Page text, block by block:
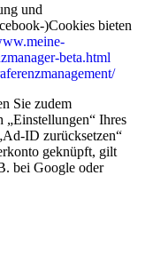
und
)Cookies bieten
beta.html
Sie zudem
Ihres
ID zurücksetzen“
geknüpft, gilt
bei Google oder